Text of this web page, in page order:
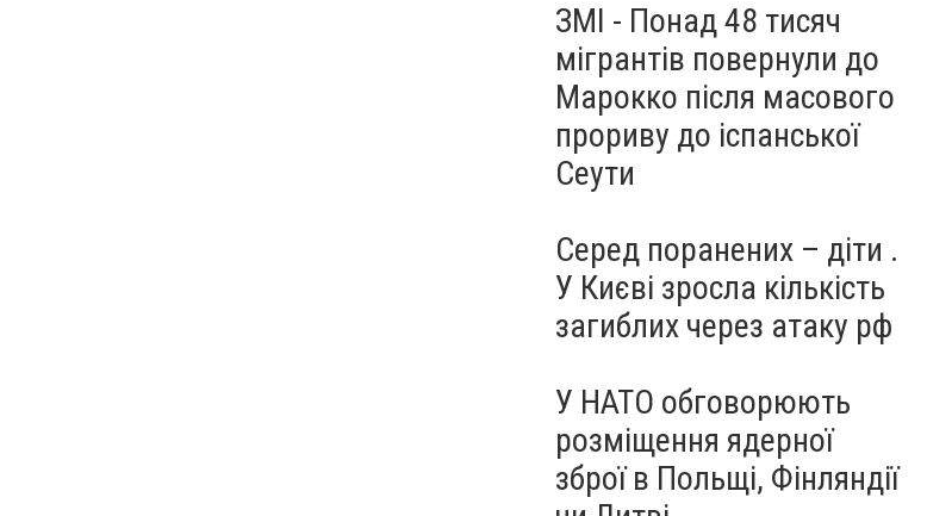
ЗМІ - Понад 48 тисяч
мігрантів повернули до
Марокко після масового
прориву до іспанської
Сеути
Серед поранених – діти .
У Києві зросла кількість
загиблих через атаку рф
У НАТО обговорюють
розміщення ядерної
зброї в Польщі, Фінляндії